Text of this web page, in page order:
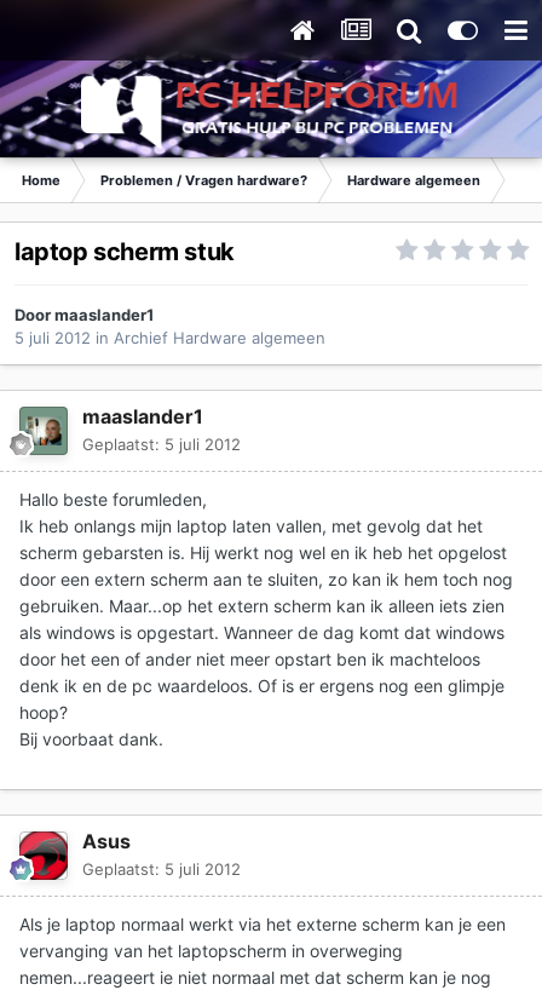
Home Problemen / Vragen hardware? Hardware algemeen
laptop scherm stuk
Doormaaslander1
5 juli 2012 in Archief Hardware algemeen
maaslander1
Geplaatst: 5 juli 2012
Hallo beste forumleden,
Ik heb onlangs mijn laptop laten vallen, met gevolg dat het
scherm gebarsten is. Hij werkt nog wel en ik heb het opgelost
door een extern scherm aan te sluiten, zo kan ik hem toch nog
gebruiken. Maar...op het extern scherm kan ik alleen iets zien
als windows is opgestart. Wanneer de dag komt dat windows
door het een of ander niet meer opstart ben ik machteloos
denk ik en de pc waardeloos. Of is er ergens nog een glimpje
hoop?
Bij voorbaat dank.
Asus
Geplaatst: 5 juli 2012
Als je laptop normaal werkt via het externe scherm kan je een
vervanging van het laptopscherm in overweging
nemen...reageert ie niet normaal met dat scherm kan je nog